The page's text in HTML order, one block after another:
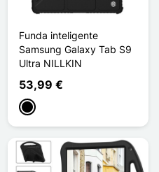
Funda inteligente
Samsung Galaxy Tab S9
Ultra NILLKIN
53,99 €
Negro